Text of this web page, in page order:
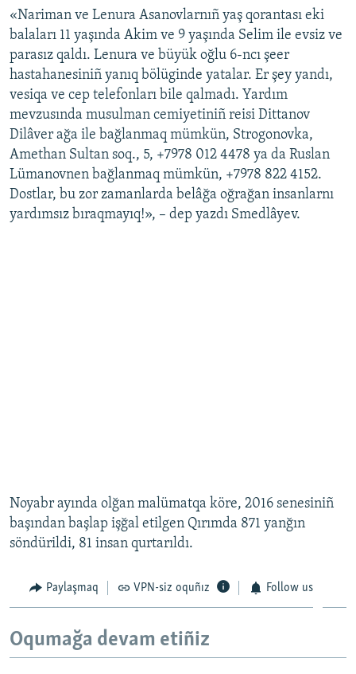
«Nariman ve Lenura Asanovlarnıñ yaş qorantası eki
balaları 11 yaşında Akim ve 9 yaşında Selim ile evsiz ve
parasız qaldı. Lenura ve büyük oğlu 6-ncı şeer
hastahanesiniñ yanıq bölüginde yatalar. Er şey yandı,
vesiqa ve cep telefonları bile qalmadı. Yardım
mevzusında musulman cemiyetiniñ reisi Dittanov
Dilâver ağa ile bağlanmaq mümkün, Strogonovka,
Amethan Sultan soq., 5, +7978 012 4478 ya da Ruslan
Lümanovnen bağlanmaq mümkün, +7978 822 4152.
Dostlar, bu zor zamanlarda belâğa oğrağan insanlarnı
yardımsız bıraqmayıq!», – dep yazdı Smedlâyev.
Noyabr ayında olğan malümatqa köre, 2016 senesiniñ
başından başlap işğal etilgen Qırımda 871 yanğın
söndürildi, 81 insan qurtarıldı.
Paylaşmaq VPN-siz oquñız Follow us
Oqumağa devam etiñiz